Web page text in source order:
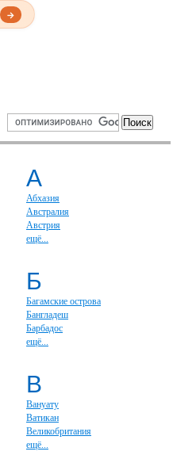
→
А
Абхазия
Австралия
Австрия
ещё...
Б
Багамские острова
Бангладеш
Барбадос
ещё...
В
Вануату
Ватикан
Великобритания
ещё...